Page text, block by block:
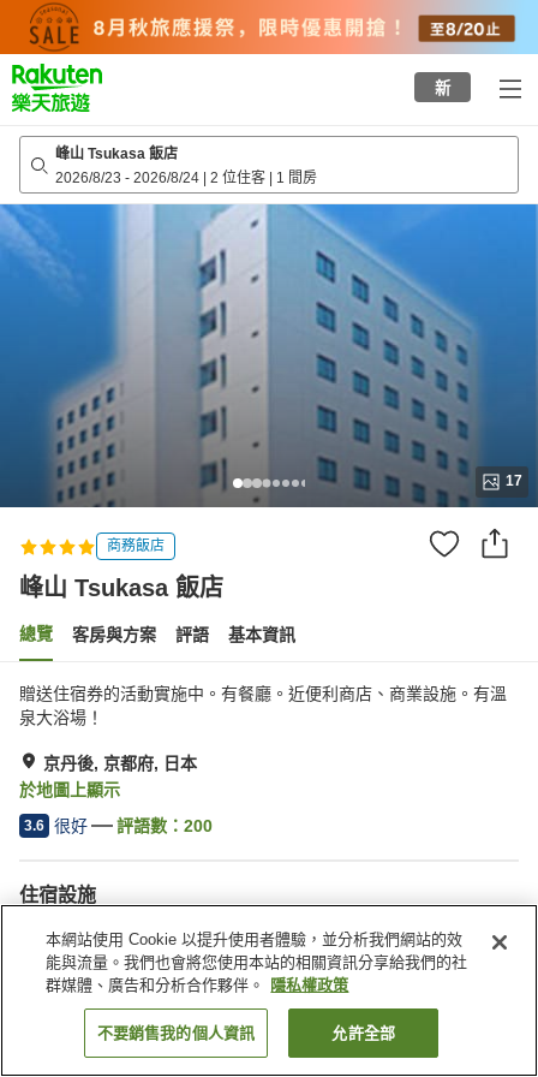
top
page
新
峰山 Tsukasa 飯店
2026/8/23 - 2026/8/24 | 2 位住客 | 1 間房
17
商務飯店
峰山 Tsukasa 飯店
總覽 客房與方案 評語 基本資訊
贈送住宿券的活動實施中。有餐廳。近便利商店、商業設施。有溫
泉大浴場！
京丹後, 京都府, 日本
於地圖上顯示
3.6 很好 評語數： 200
住宿設施
停車場
Spa／美容沙龍
餐廳
自動販賣機
找客房
本網站使用 Cookie 以提升使用者體驗，並分析我們網站的效
能與流量。我們也會將您使用本站的相關資訊分享給我們的社
群媒體、廣告和分析合作夥伴。
隱私權政策
不要銷售我的個人資訊 允許全部